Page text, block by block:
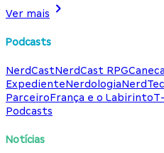
Ver mais
Podcasts
NerdCastNerdCast RPG
ExpedienteNerdologia
ParceiroFrança e o Labirinto
Podcasts
Notícias